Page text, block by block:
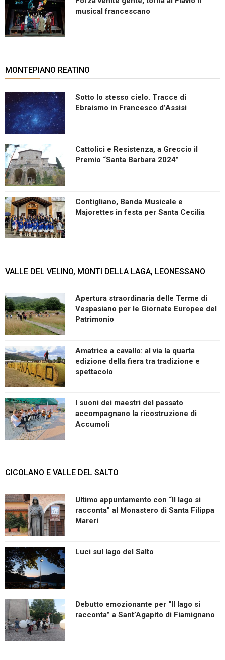
musical francescano
MONTEPIANO REATINO
Sotto lo stesso cielo. Tracce di
Ebraismo in Francesco d’Assisi
Cattolici e Resistenza, a Greccio il
Premio “Santa Barbara 2024”
Contigliano, Banda Musicale e
Majorettes in festa per Santa Cecilia
VALLE DEL VELINO, MONTI DELLA LAGA, LEONESSANO
Apertura straordinaria delle Terme di
Vespasiano per le Giornate Europee del
Patrimonio
Amatrice a cavallo: al via la quarta
edizione della fiera tra tradizione e
spettacolo
I suoni dei maestri del passato
accompagnano la ricostruzione di
Accumoli
CICOLANO E VALLE DEL SALTO
Ultimo appuntamento con “Il lago si
racconta” al Monastero di Santa Filippa
Mareri
Luci sul lago del Salto
Debutto emozionante per “Il lago si
racconta” a Sant’Agapito di Fiamignano